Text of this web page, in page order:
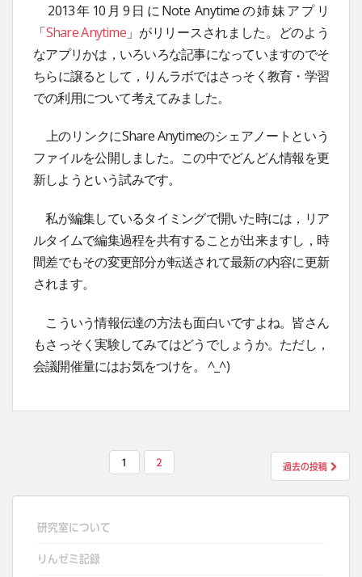
2013年10月9日にNote Anytimeの姉妹アプリ
「Share Anytime」がリリースされました。どのよう
なアプリかは，いろいろな記事になっていますのでそ
ちらに譲るとして，りんラボではさっそく教育・学習
での利用について考えてみました。
上のリンクにShare Anytimeのシェアノートという
ファイルを公開しました。この中でどんどん情報を更
新しようという試みです。
私が編集しているタイミングで開いた時には，リア
ルタイムで編集過程を共有することが出来ますし，時
間差でもその変更部分が転送されて最新の内容に更新
されます。
こういう情報伝達の方法も面白いですよね。皆さん
もさっそく実験してみてはどうでしょうか。ただし，
会議開催量にはお気をつけを。 ^_^)
の
1 2 過去の投稿
研究室について
りんゼミ記録